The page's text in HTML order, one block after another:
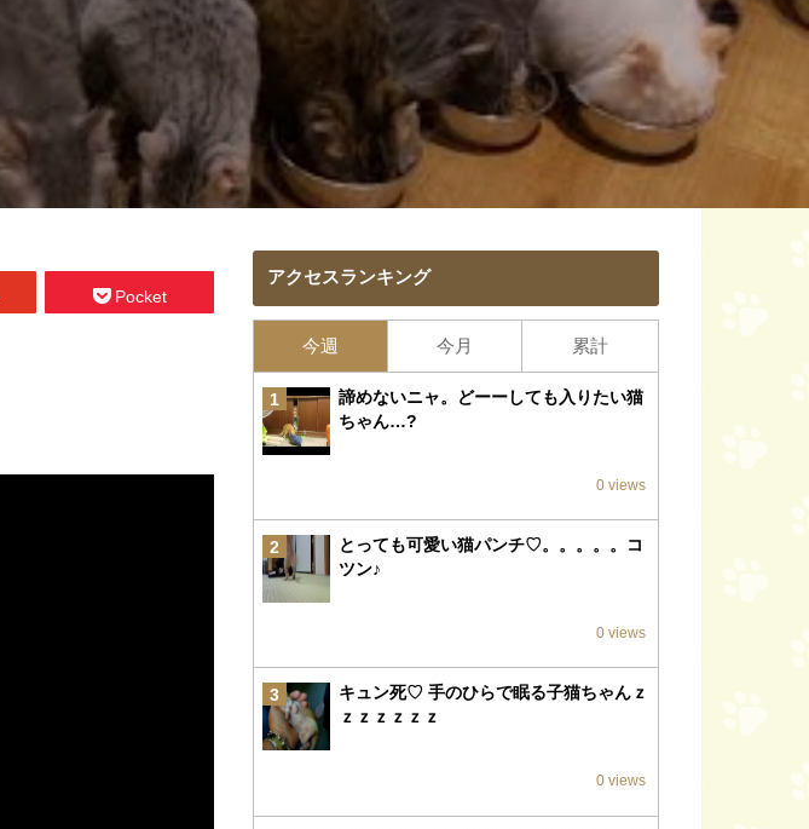
Pocket
アクセスランキング
今週 今月 累計
1
諦めないニャ。どーーしても入りたい猫
ちゃん…?
0 views
2
とっても可愛い猫パンチ♡。。。。。コ
ツン♪
0 views
3
キュン死♡ 手のひらで眠る子猫ちゃんｚ
ｚｚｚｚｚｚ
0 views